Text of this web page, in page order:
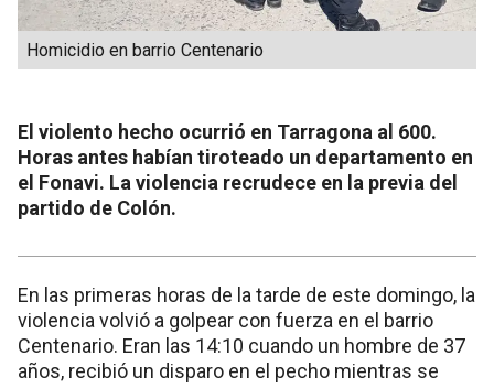
Homicidio en barrio Centenario
El violento hecho ocurrió en Tarragona al 600.
Horas antes habían tiroteado un departamento en
el Fonavi. La violencia recrudece en la previa del
partido de Colón.
En las primeras horas de la tarde de este domingo, la
violencia volvió a golpear con fuerza en el barrio
Centenario. Eran las 14:10 cuando un hombre de 37
años, recibió un disparo en el pecho mientras se